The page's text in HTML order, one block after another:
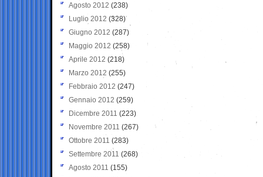
Agosto 2012 (238)
Luglio 2012 (328)
Giugno 2012 (287)
Maggio 2012 (258)
Aprile 2012 (218)
Marzo 2012 (255)
Febbraio 2012 (247)
Gennaio 2012 (259)
Dicembre 2011 (223)
Novembre 2011 (267)
Ottobre 2011 (283)
Settembre 2011 (268)
Agosto 2011 (155)